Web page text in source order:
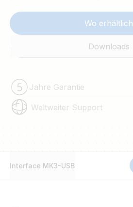
Wo erhältlich
Downloads
Jahre Garantie
Weltweiter Support
Interface MK3-USB